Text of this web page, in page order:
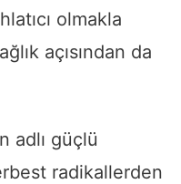
olmakla
açısından da
adlı güçlü
radikallerden